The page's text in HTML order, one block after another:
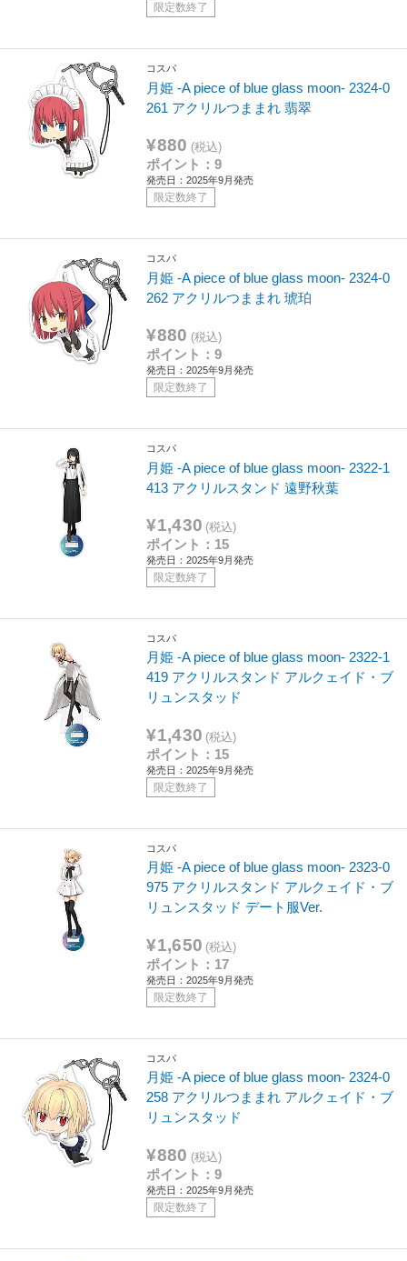
限定数終了
コスパ
月姫 -A piece of blue glass moon- 2324-0
261 アクリルつままれ 翡翠
¥880 (税込)
ポイント：9
発売日：2025年9月発売
限定数終了
コスパ
月姫 -A piece of blue glass moon- 2324-0
262 アクリルつままれ 琥珀
¥880 (税込)
ポイント：9
発売日：2025年9月発売
限定数終了
コスパ
月姫 -A piece of blue glass moon- 2322-1
413 アクリルスタンド 遠野秋葉
¥1,430 (税込)
ポイント：15
発売日：2025年9月発売
限定数終了
コスパ
月姫 -A piece of blue glass moon- 2322-1
419 アクリルスタンド アルクェイド・ブ
リュンスタッド
¥1,430 (税込)
ポイント：15
発売日：2025年9月発売
限定数終了
コスパ
月姫 -A piece of blue glass moon- 2323-0
975 アクリルスタンド アルクェイド・ブ
リュンスタッド デート服Ver.
¥1,650 (税込)
ポイント：17
発売日：2025年9月発売
限定数終了
コスパ
月姫 -A piece of blue glass moon- 2324-0
258 アクリルつままれ アルクェイド・ブ
リュンスタッド
¥880 (税込)
ポイント：9
発売日：2025年9月発売
限定数終了